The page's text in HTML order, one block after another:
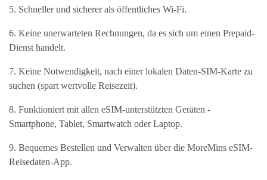
5. Schneller und sicherer als öffentliches Wi-Fi.
6. Keine unerwarteten Rechnungen, da es sich um einen Prepaid-
Dienst handelt.
7. Keine Notwendigkeit, nach einer lokalen Daten-SIM-Karte zu
suchen (spart wertvolle Reisezeit).
8. Funktioniert mit allen eSIM-unterstützten Geräten -
Smartphone, Tablet, Smartwatch oder Laptop.
9. Bequemes Bestellen und Verwalten über die MoreMins eSIM-
Reisedaten-App.